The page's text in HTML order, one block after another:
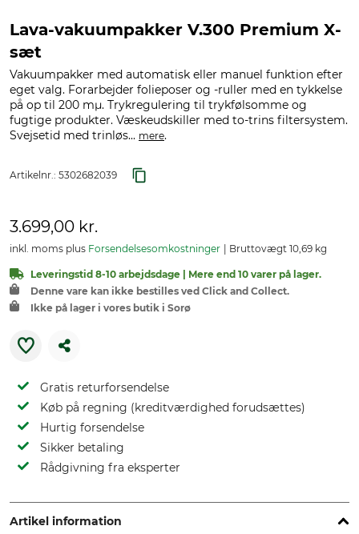
Lava-vakuumpakker V.300 Premium X-
sæt
Vakuumpakker med automatisk eller manuel funktion efter
eget valg. Forarbejder folieposer og -ruller med en tykkelse
på op til 200 mµ. Trykregulering til trykfølsomme og
fugtige produkter. Væskeudskiller med to-trins filtersystem.
Svejsetid med trinløs... mere.
Artikelnr.: 5302682039
3.699,00 kr.
inkl. moms plus Forsendelsesomkostninger Bruttovægt 10,69 kg
Leveringstid 8-10 arbejdsdage | Mere end 10 varer på lager.
Denne vare kan ikke bestilles ved Click and Collect.
Ikke på lager i vores butik i Sorø
Gratis returforsendelse
Køb på regning (kreditværdighed forudsættes)
Hurtig forsendelse
Sikker betaling
Rådgivning fra eksperter
Artikel information